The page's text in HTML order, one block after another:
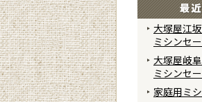
大塚屋江
ミシンセ
大塚屋岐
ミシンセ
家庭用ミ